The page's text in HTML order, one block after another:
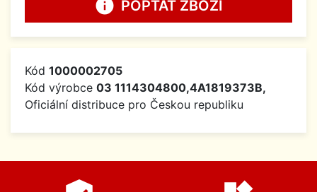
info POPTAT ZBOŽÍ
Kód 1000002705
Kód výrobce 03 1114304800,4A1819373B,
Oficiální distribuce pro Českou republiku